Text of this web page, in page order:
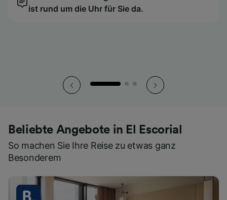
ist rund um die Uhr für Sie da.
So haben Sie all Ihre Tickets stets griffbereit.
ist rund um die Uhr für Sie da.
So haben Sie all Ihre Tickets stets griffbereit.
ist rund um die Uhr für Sie da.
So haben Sie all Ihre Tickets stets griffbereit.
Beliebte Angebote in El Escorial
So machen Sie Ihre Reise zu etwas ganz
Besonderem